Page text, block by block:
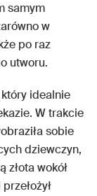
samym
w
po raz
utworu.
idealnie
W trakcie
sobie
dziewczyn,
złota wokół